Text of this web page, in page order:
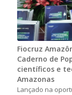
Fiocruz
Caderno de
científicos e
Amazonas
Lançado na